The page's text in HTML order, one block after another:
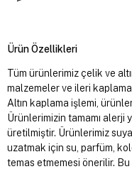
Ürün Özellikleri
Tüm ürünlerimiz çelik ve
malzemeler ve ileri
Altın kaplama işlemi,
Ürünlerimizin tamamı alerji
üretilmiştir. Ürünlerimiz
uzatmak için su, parfüm,
temas etmemesi önerilir.